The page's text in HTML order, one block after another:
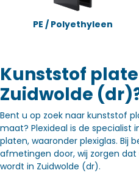
PE / Polyethyleen
Kunststof
Zuidwolde
Bent u op zoek naar kunststof
maat? Plexideal is de specialist
platen, waaronder plexiglas. Bij
afmetingen door, wij zorgen
wordt in Zuidwolde (dr).